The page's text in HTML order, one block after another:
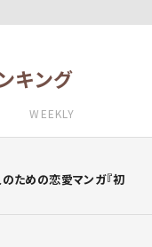
キング
WEEKLY
ための恋愛マンガ『初